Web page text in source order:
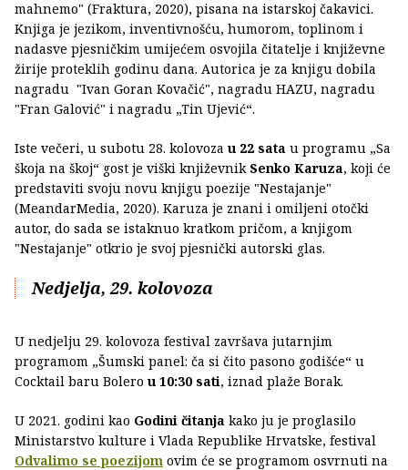
mahnemo" (Fraktura, 2020), pisana na istarskoj čakavici.
Knjiga je jezikom, inventivnošću, humorom, toplinom i
nadasve pjesničkim umijećem osvojila čitatelje i književne
žirije proteklih godinu dana. Autorica je za knjigu dobila
nagradu "Ivan Goran Kovačić", nagradu HAZU, nagradu
"Fran Galović" i nagradu „Tin Ujević“.
Iste večeri, u subotu 28. kolovoza u 22 sata u programu „Sa
škoja na škoj“ gost je viški književnik Senko Karuza, koji će
predstaviti svoju novu knjigu poezije "Nestajanje"
(MeandarMedia, 2020). Karuza je znani i omiljeni otočki
autor, do sada se istaknuo kratkom pričom, a knjigom
"Nestajanje" otkrio je svoj pjesnički autorski glas.
Nedjelja, 29. kolovoza
U nedjelju 29. kolovoza festival završava jutarnjim
programom „Šumski panel: ča si čito pasono godišće“ u
Cocktail baru Bolero u 10:30 sati, iznad plaže Borak.
U 2021. godini kao Godini čitanja kako ju je proglasilo
Ministarstvo kulture i Vlada Republike Hrvatske, festival
Odvalimo se poezijom ovim će se programom osvrnuti na